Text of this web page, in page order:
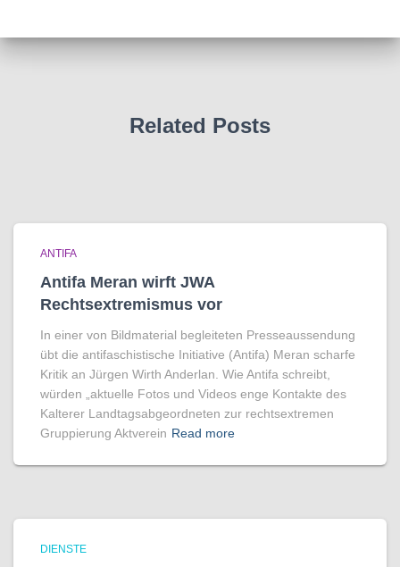
Related Posts
ANTIFA
Antifa Meran wirft JWA
Rechtsextremismus vor
In einer von Bildmaterial begleiteten Presseaussendung
übt die antifaschistische Initiative (Antifa) Meran scharfe
Kritik an Jürgen Wirth Anderlan. Wie Antifa schreibt,
würden „aktuelle Fotos und Videos enge Kontakte des
Kalterer Landtagsabgeordneten zur rechtsextremen
Gruppierung Aktverein Read more
DIENSTE